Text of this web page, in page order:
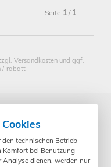
Seite 1 / 1
Versandkosten und ggf.
/-rabatt
technischen Betrieb
Komfort bei Benutzung
Analyse dienen, werden nur